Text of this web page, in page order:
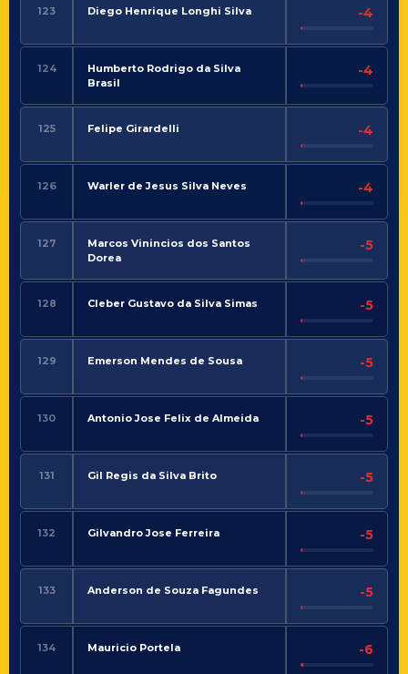
123 Diego Henrique Longhi Silva -4
124
Humberto Rodrigo da Silva
Brasil
-4
125 Felipe Girardelli -4
126 Warler de Jesus Silva Neves -4
127
Marcos Vinincios dos Santos
Dorea
-5
128 Cleber Gustavo da Silva Simas -5
129 Emerson Mendes de Sousa -5
130 Antonio Jose Felix de Almeida -5
131 Gil Regis da Silva Brito -5
132 Gilvandro Jose Ferreira -5
133 Anderson de Souza Fagundes -5
134 Mauricio Portela -6